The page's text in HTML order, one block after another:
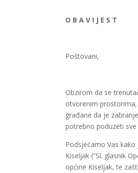
O B A V I J E S T
Poštovani,
Obzirom da se
otvorenim
građane da je
potrebno poduzeti
Podsjećamo Vas
Kiseljak (”Sl. glasnik
općine Kiseljak, te